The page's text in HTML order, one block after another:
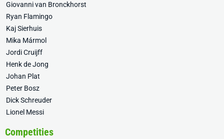
Giovanni van Bronckhorst
Ryan Flamingo
Kaj Sierhuis
Mika Mármol
Jordi Cruijff
Henk de Jong
Johan Plat
Peter Bosz
Dick Schreuder
Lionel Messi
Competities